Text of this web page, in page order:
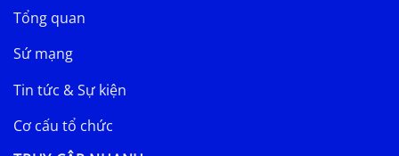
Tổng quan
Sứ mạng
Tin tức & Sự kiện
Cơ cấu tổ chức